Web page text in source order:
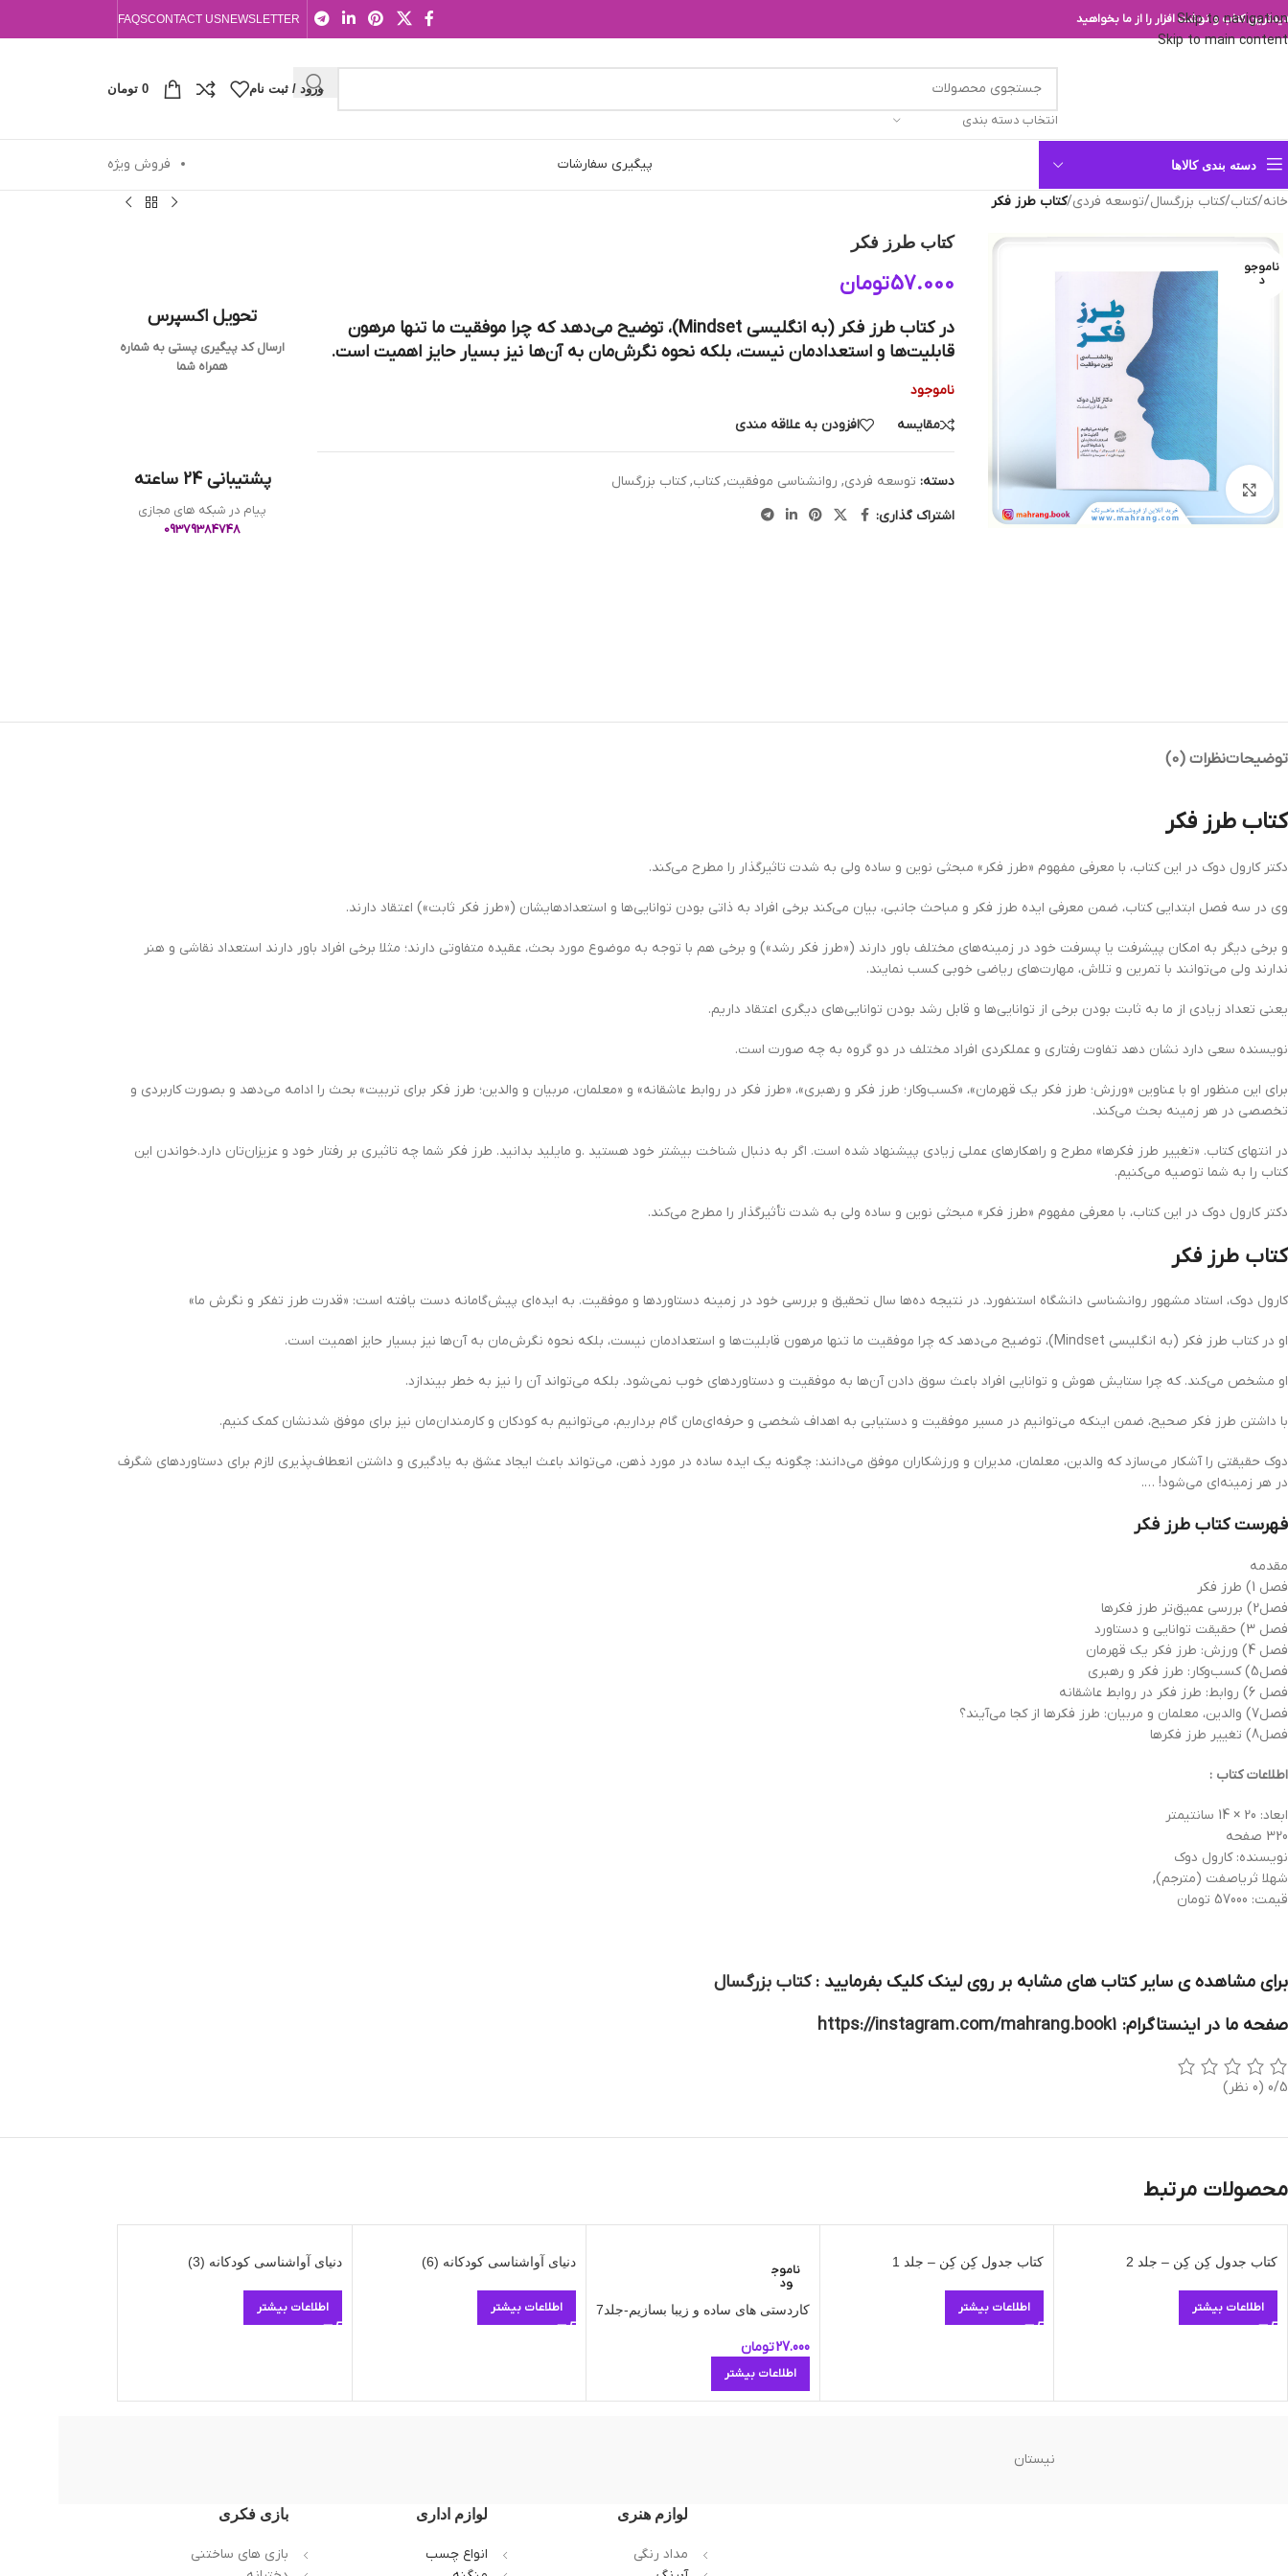
Skip to navigation
Skip to main content
کتاب و نوشت افزار را از ما بخواهید NEWSLETTER
CONTACT US
FAQS
انتخاب دسته بندی
ورود / ثبت نام 0 تومان
دسته بندی کالاها پیگیری سفارشات فروش ویژه
خانه/کتاب/کتاب بزرگسال/توسعه فردی/کتاب طرز فکر
ناموجو
د
بزرگنمایی تصویر
کتاب طرز فکر
57.000تومان
در کتاب طرز فکر (به انگلیسی Mindset)، توضیح می‌دهد که چرا موفقیت ما تنها مرهون
قابلیت‌ها و استعدادمان نیست، بلکه نحوه نگرش‌مان به آن‌ها نیز بسیار حایز اهمیت است.
ناموجود
مقایسه
افزودن به علاقه مندی
دسته: توسعه فردی, روانشناسی موفقیت, کتاب, کتاب بزرگسال
اشتراک گذاری:
تحویل اکسپرس
ارسال کد پیگیری پستی به شماره
همراه شما
پشتیبانی 24 ساعته
پیام در شبکه های مجازی
09379384748
توضیحاتنظرات (0)
کتاب طرز فکر
دکتر کارول دوک در این کتاب، با معرفی مفهوم «طرز فکر» مبحثی نوین و ساده ولی به شدت تاثیرگذار را مطرح می‌کند.
وی در سه فصل ابتدایی کتاب، ضمن معرفی ایده طرز فکر و مباحث جانبی، بیان می‌کند برخی افراد به ذاتی بودن توانایی‌ها و استعدادهایشان («طرز فکر ثابت») اعتقاد دارند.
و برخی دیگر به امکان پیشرفت یا پسرفت خود در زمینه‌های مختلف باور دارند («طرز فکر رشد») و برخی هم با توجه به موضوع مورد بحث، عقیده متفاوتی دارند؛ مثلا برخی افراد باور دارند استعداد نقاشی و هنر
ندارند ولی می‌توانند با تمرین و تلاش، مهارت‌های ریاضی خوبی کسب نمایند.
یعنی تعداد زیادی از ما به ثابت بودن برخی از توانایی‌ها و قابل رشد بودن توانایی‌های دیگری اعتقاد داریم.
نویسنده سعی دارد نشان دهد تفاوت رفتاری و عملکردی افراد مختلف در دو گروه به چه صورت است.
برای این منظور او با عناوین «ورزش؛ طرز فکر یک قهرمان»، «کسب‌وکار؛ طرز فکر و رهبری»، «طرز فکر در روابط عاشقانه» و «معلمان، مربیان و والدین؛ طرز فکر برای تربیت» بحث را ادامه می‌دهد و بصورت کاربردی و
تخصصی در هر زمینه بحث می‌کند.
در انتهای کتاب. «تغییر طرز فکرها» مطرح و راهکارهای عملی زیادی پیشنهاد شده است. اگر به دنبال شناخت بیشتر خود هستید .و مایلید بدانید. طرز فکر شما چه تاثیری بر رفتار خود و عزیزان‌تان دارد.خواندن این
کتاب را به شما توصیه می‌کنیم.
دکتر کارول دوک در این کتاب، با معرفی مفهوم «طرز فکر» مبحثی نوین و ساده ولی به شدت تأثیرگذار را مطرح می‌کند.
کتاب طرز فکر
کارول دوک، استاد مشهور روانشناسی دانشگاه استنفورد. در نتیجه ده‌ها سال تحقیق و بررسی خود در زمینه دستاوردها و موفقیت. به ایده‌ای پیش‌گامانه دست یافته است: «قدرت طرز تفکر و نگرش ما»
او در کتاب طرز فکر (به انگلیسی Mindset)، توضیح می‌دهد که چرا موفقیت ما تنها مرهون قابلیت‌ها و استعدادمان نیست، بلکه نحوه نگرش‌مان به آن‌ها نیز بسیار حایز اهمیت است.
او مشخص می‌کند. که چرا ستایش هوش و توانایی افراد باعث سوق دادن آن‌ها به موفقیت و دستاوردهای خوب نمی‌شود. بلکه می‌تواند آن را نیز به خطر بیندازد.
با داشتن طرز فکر صحیح، ضمن اینکه می‌توانیم در مسیر موفقیت و دستیابی به اهداف شخصی و حرفه‌ای‌مان گام برداریم، می‌توانیم به کودکان و کارمندان‌مان نیز برای موفق شدنشان کمک کنیم.
دوک حقیقتی را آشکار می‌سازد که والدین، معلمان، مدیران و ورزشکاران موفق می‌دانند: چگونه یک ایده ساده در مورد ذهن، می‌تواند باعث ایجاد عشق به یادگیری و داشتن انعطاف‌پذیری لازم برای دستاوردهای شگرف
در هر زمینه‌ای می‌شود! ….
فهرست کتاب طرز فکر
مقدمه
فصل 1) طرز فکر
فصل2) بررسی عمیق‌تر طرز فکرها
فصل 3) حقیقت توانایی و دستاورد
فصل 4) ورزش: طرز فکر یک قهرمان
فصل5) کسب‌وکار: طرز فکر و رهبری
فصل 6) روابط: طرز فکر در روابط عاشقانه
فصل7) والدین، معلمان و مربیان: طرز فکرها از کجا می‌آیند؟
فصل8) تغییر طرز فکرها
اطلاعات کتاب :
ابعاد: 20 × 14 سانتیمتر
320 صفحه
نویسنده: کارول دوک
شهلا ثریاصفت (مترجم),
قیمت: 57000 تومان
برای مشاهده ی سایر کتاب های مشابه بر روی لینک کلیک بفرمایید :کتاب بزرگسال
صفحه ما در اینستاگرام: https://instagram.com/mahrang.book1
0/5 (0 نظر)
محصولات مرتبط
کتاب جدول کِن کِن – جلد 2
اطلاعات بیشتر
کتاب جدول کِن کِن – جلد 1
اطلاعات بیشتر
ناموج
ود
کاردستی های ساده و زیبا بسازیم-جلد7
27.000تومان
اطلاعات بیشتر
دنیای آواشناسی کودکانه (6)
اطلاعات بیشتر
دنیای آواشناسی کودکانه (3)
اطلاعات بیشتر
نیستان
لوازم هنری
مداد رنگی
لوازم اداری
انواع چسب
بازی فکری
بازی های ساختنی